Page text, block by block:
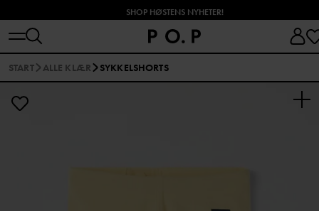
SHOP HØSTENS NYHETER!
START ALLE KLÆR SYKKELSHORTS